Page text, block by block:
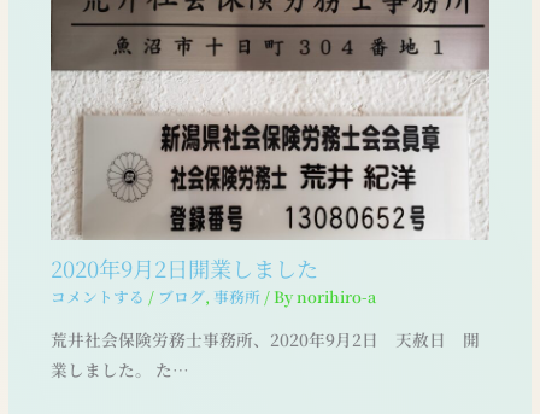
2020年9月2日開業しました
コメントする / ブログ, 事務所 / Bynorihiro-a
荒井社会保険労務士事務所、2020年9月2日 天赦日 開
業しました。 た…